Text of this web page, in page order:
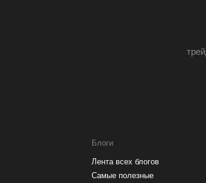
Блоги
Лента всех блогов
Самые полезные